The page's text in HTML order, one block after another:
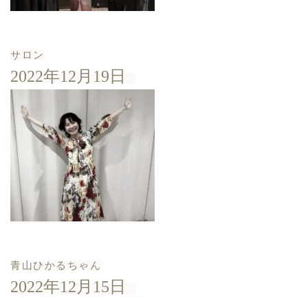
サロン
2022年12月19日
青山ひかるちゃん
2022年12月15日